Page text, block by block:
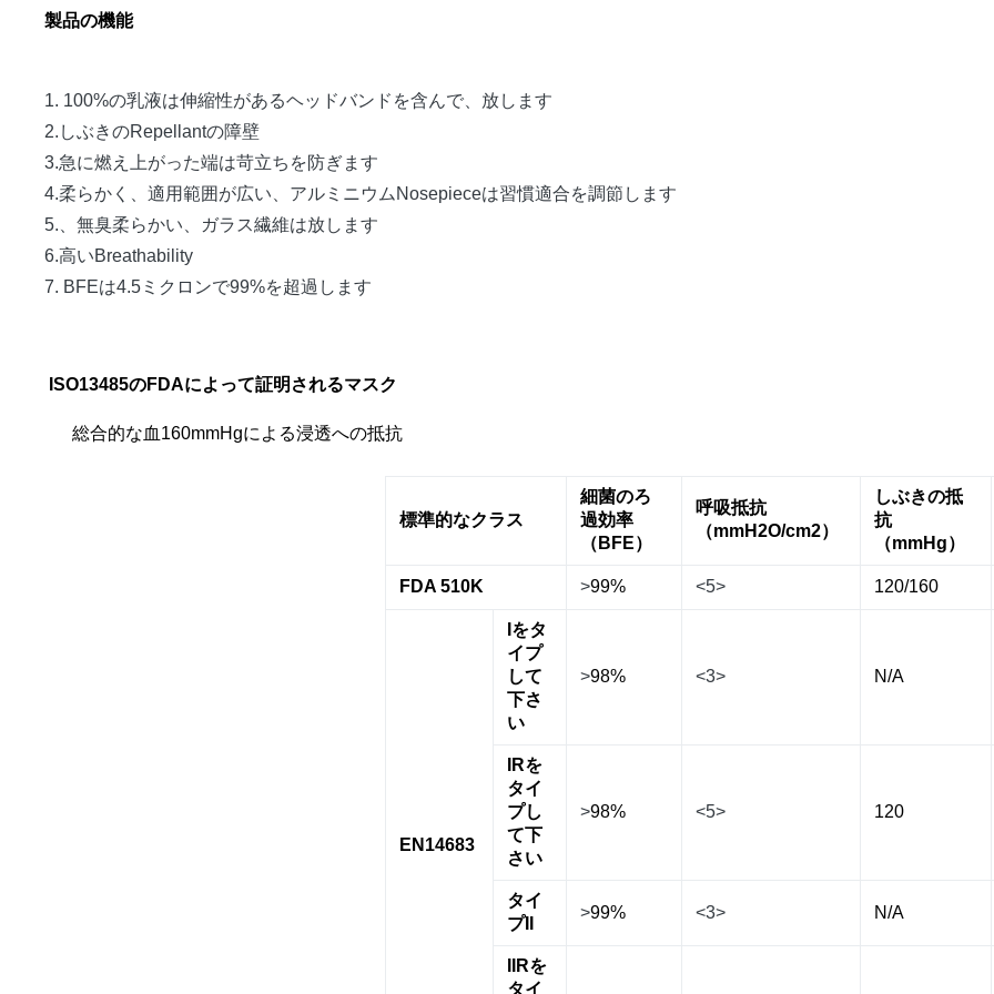
製品の機能
1. 100%の乳液は伸縮性があるヘッドバンドを含んで、放します
2.しぶきのRepellantの障壁
3.急に燃え上がった端は苛立ちを防ぎます
4.柔らかく、適用範囲が広い、アルミニウムNosepieceは習慣適合を調節します
5.、無臭柔らかい、ガラス繊維は放します
6.高いBreathability
7. BFEは4.5ミクロンで99%を超過します
ISO13485のFDAによって証明されるマスク
総合的な血160mmHgによる浸透への抵抗
標準的なクラス
細菌のろ
過効率
（BFE）
呼吸抵抗
（mmH2O/cm2）
しぶきの抵
抗
（mmHg）
FDA 510K >99% <5> 120/160
EN14683
Iをタ
イプ
して
下さ
い
>98% <3> N/A
IRを
タイ
プし
て下
さい
>98% <5> 120
タイ
プII
>99% <3> N/A
IIRを
タイ